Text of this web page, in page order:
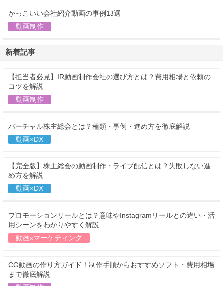
かっこいい会社紹介動画の事例13選
動画制作
新着記事
【担当者必見】IR動画制作会社の選び方とは？費用相場と依頼の
コツを解説
動画制作
バーチャル株主総会とは？種類・事例・進め方を徹底解説
動画×DX
【完全版】株主総会の動画制作・ライブ配信とは？失敗しない進
め方を解説
動画×DX
プロモーションリールとは？意味やInstagramリールとの違い・活
用シーンをわかりやすく解説
動画xマーケティング
CG動画の作り方ガイド！制作手順からおすすめソフト・費用相場
まで徹底解説